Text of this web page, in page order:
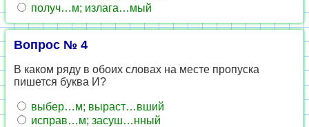
получ…м; излага…мый
Вопрос № 4
В каком ряду в обоих словах на месте пропуска
пишется буква И?
выбер…м; выраст…вший
исправ…м; засуш…нный